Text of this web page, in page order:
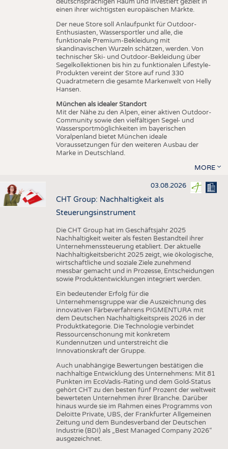
einen ihrer wichtigsten europäischen Märkte.
Der neue Store soll Anlaufpunkt für Outdoor-
Enthusiasten, Wassersportler und alle, die
funktionale Premium-Bekleidung mit
skandinavischen Wurzeln schätzen, werden. Von
technischer Ski- und Outdoor-Bekleidung über
Segelkollektionen bis hin zu funktionalen Lifestyle-
Produkten vereint der Store auf rund 330
Quadratmetern die gesamte Markenwelt von Helly
Hansen.
München als idealer Standort
Mit der Nähe zu den Alpen, einer aktiven Outdoor-
Community sowie den vielfältigen Segel- und
Wassersportmöglichkeiten im bayerischen
Voralpenland bietet München ideale
Voraussetzungen für den weiteren Ausbau der
Marke in Deutschland.
MORE
03.08.2026
CHT Group: Nachhaltigkeit als
Steuerungsinstrument
Die CHT Group hat im Geschäftsjahr 2025
Nachhaltigkeit weiter als festen Bestandteil ihrer
Unternehmenssteuerung etabliert. Der aktuelle
Nachhaltigkeitsbericht 2025 zeigt, wie ökologische,
wirtschaftliche und soziale Ziele zunehmend
messbar gemacht und in Prozesse, Entscheidungen
sowie Produktentwicklungen integriert werden.
Ein bedeutender Erfolg für die
Unternehmensgruppe war die Auszeichnung des
innovativen Färbeverfahrens PIGMENTURA mit
dem Deutschen Nachhaltigkeitspreis 2026 in der
Produktkategorie. Die Technologie verbindet
Ressourcenschonung mit konkretem
Kundennutzen und unterstreicht die
Innovationskraft der Gruppe.
Auch unabhängige Bewertungen bestätigen die
nachhaltige Entwicklung des Unternehmens: Mit 81
Punkten im EcoVadis-Rating und dem Gold-Status
gehört CHT zu den besten fünf Prozent der weltweit
bewerteten Unternehmen ihrer Branche. Darüber
hinaus wurde sie im Rahmen eines Programms von
Deloitte Private, UBS, der Frankfurter Allgemeinen
Zeitung und dem Bundesverband der Deutschen
Industrie (BDI) als „Best Managed Company 2026“
ausgezeichnet.